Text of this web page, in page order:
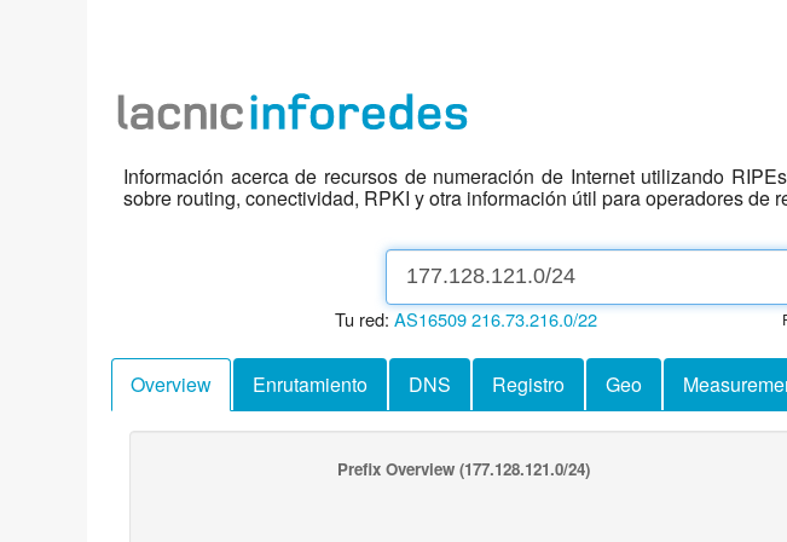
Información acerca de recursos de numeración de Internet utilizando
sobre routing, conectividad, RPKI y otra información útil para operadores de
Tu red: AS16509216.73.216.0/22
Overview Enrutamiento DNS Registro Geo
Prefix Overview(177.128.121.0/24)